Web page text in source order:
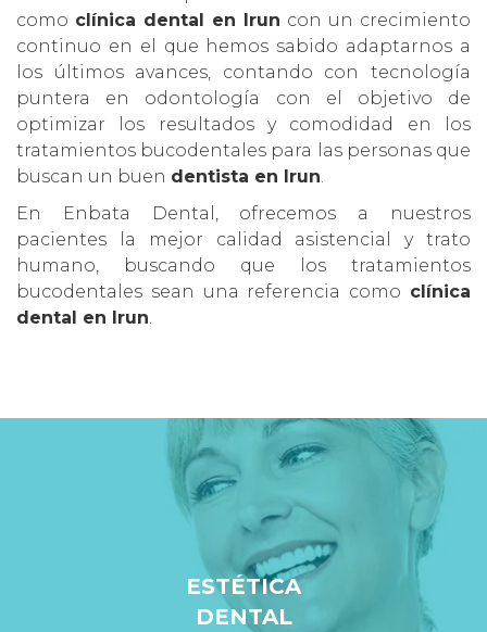
como clínica dental en Irun con un crecimiento
continuo en el que hemos sabido adaptarnos a
los últimos avances, contando con tecnología
puntera en odontología con el objetivo de
optimizar los resultados y comodidad en los
tratamientos bucodentales para las personas que
buscan un buen dentista en Irun.
En Enbata Dental, ofrecemos a nuestros
pacientes la mejor calidad asistencial y trato
humano, buscando que los tratamientos
bucodentales sean una referencia como clínica
dental en Irun.
ESTÉTICA
DENTAL